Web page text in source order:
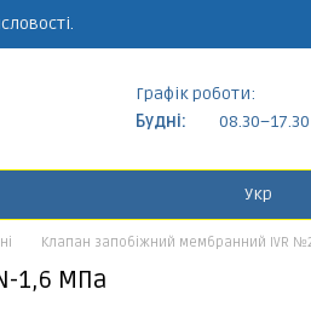
Графік роботи:
Будні:
08.30–17.30
Укр
Клапан запобіжний мембранний IVR
1,6 МПа